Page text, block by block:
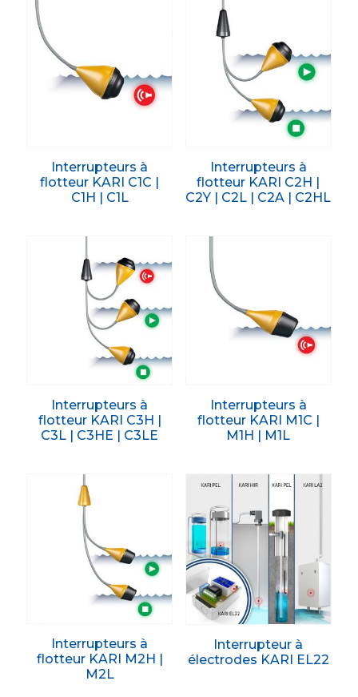
Interrupteurs à
flotteur KARI C1C |
C1H | C1L
Interrupteurs à
flotteur KARI C2H |
C2Y | C2L | C2A | C2HL
Interrupteurs à
flotteur KARI C3H |
C3L | C3HE | C3LE
Interrupteurs à
flotteur KARI M1C |
M1H | M1L
Interrupteurs à
flotteur KARI M2H |
M2L
Interrupteur à
électrodes KARI EL22